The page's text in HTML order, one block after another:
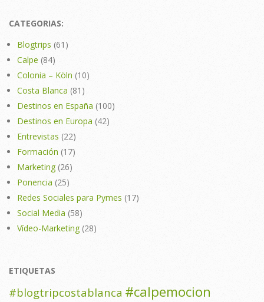
CATEGORIAS:
Blogtrips (61)
Calpe (84)
Colonia – Köln (10)
Costa Blanca (81)
Destinos en España (100)
Destinos en Europa (42)
Entrevistas (22)
Formación (17)
Marketing (26)
Ponencia (25)
Redes Sociales para Pymes (17)
Social Media (58)
Vídeo-Marketing (28)
ETIQUETAS
#blogtripcostablanca #calpemocion